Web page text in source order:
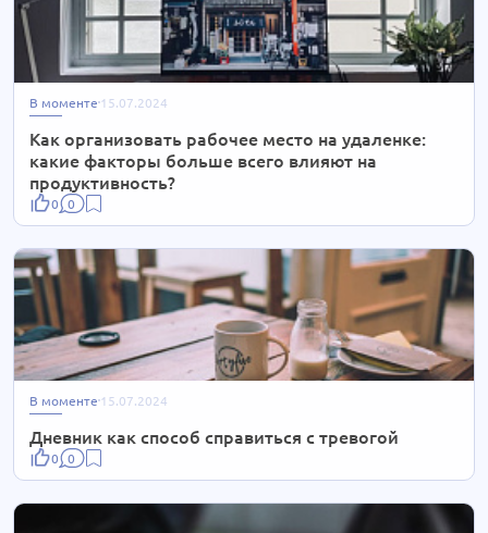
В моменте 15.07.2024
Как организовать рабочее место на удаленке:
какие факторы больше всего влияют на
продуктивность?
0 0
В моменте 15.07.2024
Дневник как способ справиться с тревогой
0 0